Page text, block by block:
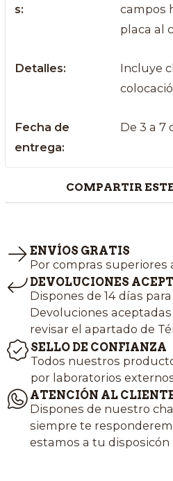
s:
campos
placa al
Detalles:
Incluye
Fecha de
entrega:
De 3 a 7
COMPARTIR
ENVÍOS GRATIS
Por compras superiores
DEVOLUCIONES
Dispones de 14 días
Devoluciones
revisar el apartado de
SELLO DE CONFIANZA
Todos nuestros
por laboratorios
ATENCIÓN AL
Dispones de nuestro
siempre te
estamos a tu